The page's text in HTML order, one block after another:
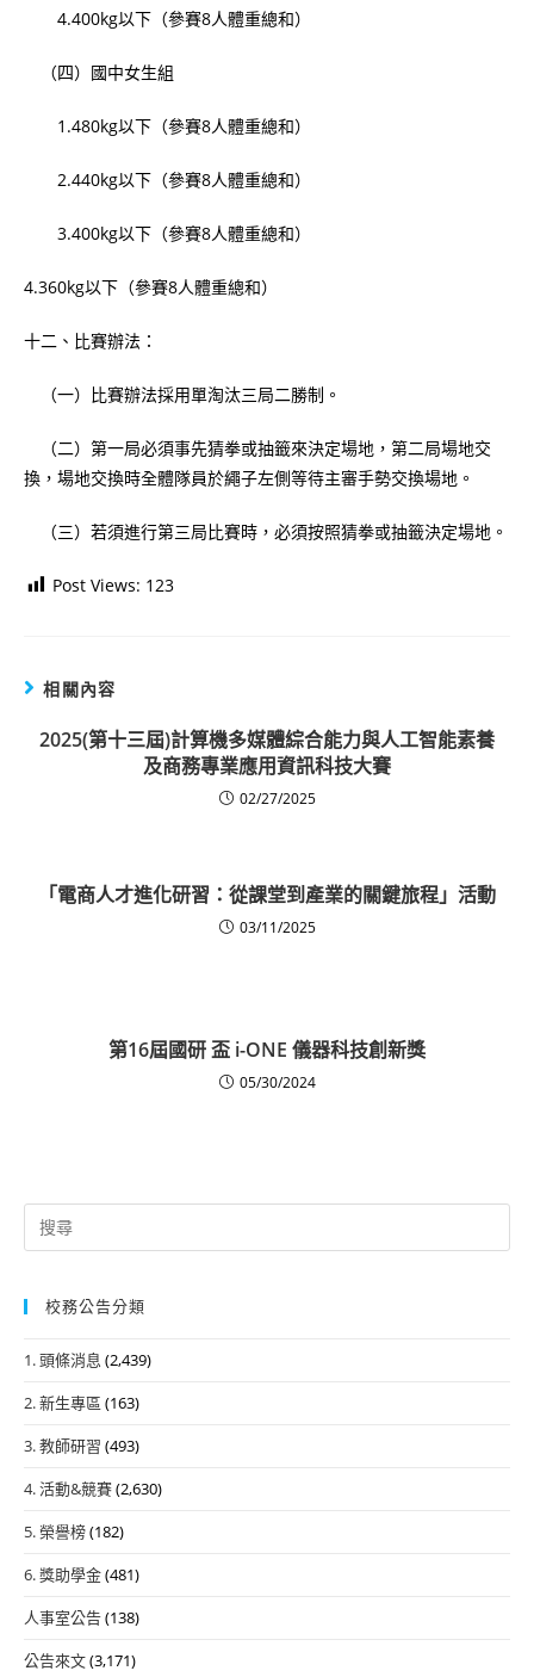
4.400kg以下（參賽8人體重總和）
（四）國中女生組
1.480kg以下（參賽8人體重總和）
2.440kg以下（參賽8人體重總和）
3.400kg以下（參賽8人體重總和）
4.360kg以下（參賽8人體重總和）
十二、比賽辦法：
（一）比賽辦法採用單淘汰三局二勝制。
（二）第一局必須事先猜拳或抽籤來決定場地，第二局場地交
換，場地交換時全體隊員於繩子左側等待主審手勢交換場地。
（三）若須進行第三局比賽時，必須按照猜拳或抽籤決定場地。
Post Views: 123
相關內容
2025(第十三屆)計算機多媒體綜合能力與人工智能素養
及商務專業應用資訊科技大賽
02/27/2025
「電商人才進化研習：從課堂到產業的關鍵旅程」活動
03/11/2025
第16屆國研 盃 i-ONE 儀器科技創新獎
05/30/2024
Search
for:
校務公告分類
1. 頭條消息 (2,439)
2. 新生專區 (163)
3. 教師研習 (493)
4. 活動&競賽(2,630)
5. 榮譽榜(182)
6. 獎助學金(481)
人事室公告(138)
公告來文(3,171)